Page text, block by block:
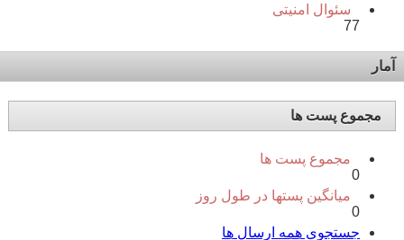
سئوال امنیتی
77
آمار
مجموع پست ها
مجموع پست ها
0
میانگین پستها در طول روز
0
جستجوی همه ارسال ها